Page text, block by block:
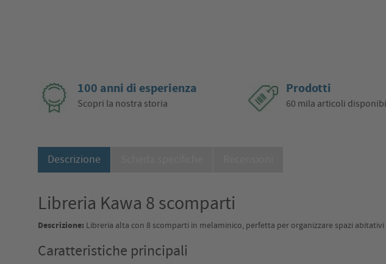
100 anni di esperienza
Scopri la nostra storia
Prodotti
60 mila articoli
Descrizione
Libreria Kawa 8 scomparti
Descrizione: Libreria alta con 8 scomparti in melaminico, perfetta per organizzare spazi abitativi
Caratteristiche principali